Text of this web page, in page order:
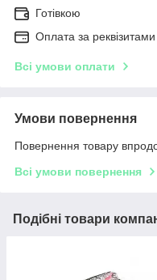
Готівкою
Оплата за реквізитами
Всі умови оплати
Умови повернення
Повернення товару
Всі умови повернення
Подібні товари